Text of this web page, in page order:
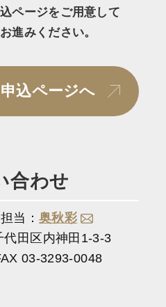
ページをご用意して
進みください。
込ページへ
合わせ
当：奥秋彩
田区内神田1-3-3
03-3293-0048